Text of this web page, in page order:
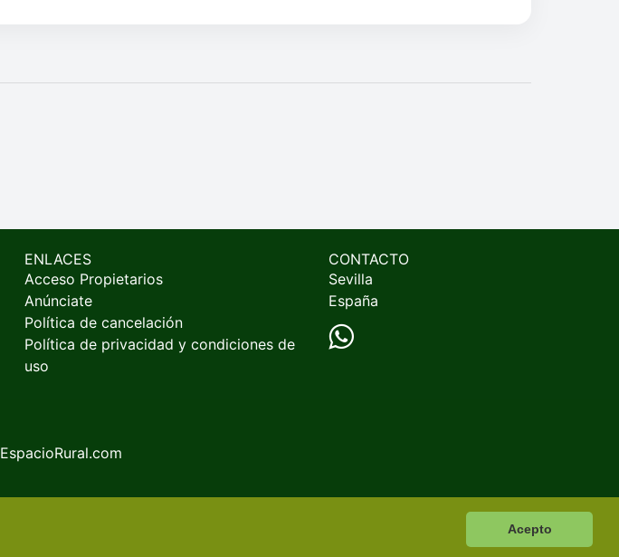
Acepto
ENLACES
Acceso Propietarios
Anúnciate
Política de cancelación
Política de privacidad y condiciones de
uso
CONTACTO
Sevilla
España
EspacioRural.com